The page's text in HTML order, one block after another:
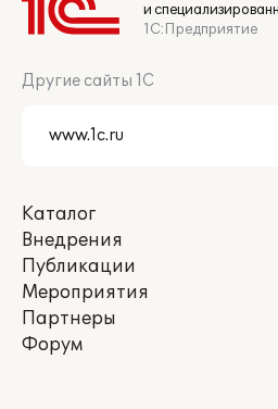
и
1С:Предприятие
Другие сайты 1С
Каталог
Внедрения
Публикации
Мероприятия
Партнеры
Форум